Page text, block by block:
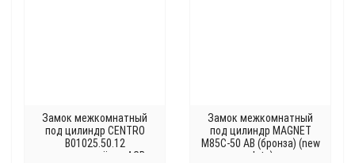
Замок межкомнатный
под цилиндр CENTRO
B01025.50.12
ригель+защёлка AGB
Замок межкомнатный
под цилиндр MAGNET
M85C-50 AB (бронза) (new
plate)